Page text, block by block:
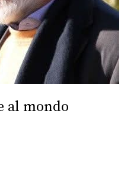
al mondo